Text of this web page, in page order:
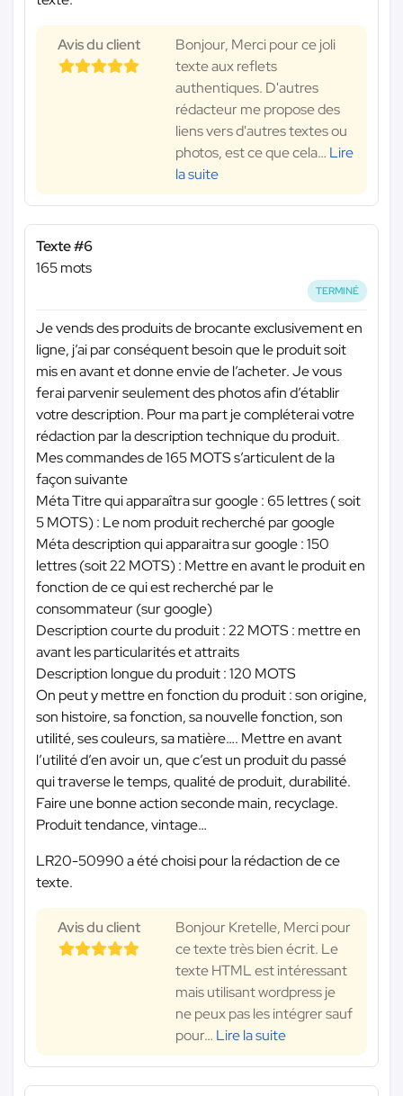
Avis du client
Bonjour, Merci pour ce joli
texte aux reflets
authentiques. D'autres
rédacteur me propose des
liens vers d'autres textes ou
photos, est ce que cela… Lire
la suite
Texte #6
165 mots
TERMINÉ
Je vends des produits de brocante exclusivement en
ligne, j’ai par conséquent besoin que le produit soit
mis en avant et donne envie de l’acheter. Je vous
ferai parvenir seulement des photos afin d’établir
votre description. Pour ma part je compléterai votre
rédaction par la description technique du produit.
Mes commandes de 165 MOTS s’articulent de la
façon suivante
Méta Titre qui apparaîtra sur google : 65 lettres ( soit
5 MOTS) : Le nom produit recherché par google
Méta description qui apparaitra sur google : 150
lettres (soit 22 MOTS) : Mettre en avant le produit en
fonction de ce qui est recherché par le
consommateur (sur google)
Description courte du produit : 22 MOTS : mettre en
avant les particularités et attraits
Description longue du produit : 120 MOTS
On peut y mettre en fonction du produit : son origine,
son histoire, sa fonction, sa nouvelle fonction, son
utilité, ses couleurs, sa matière…. Mettre en avant
l’utilité d’en avoir un, que c’est un produit du passé
qui traverse le temps, qualité de produit, durabilité.
Faire une bonne action seconde main, recyclage.
Produit tendance, vintage…
LR20-50990 a été choisi pour la rédaction de ce
texte.
Avis du client
Bonjour Kretelle, Merci pour
ce texte très bien écrit. Le
texte HTML est intéressant
mais utilisant wordpress je
ne peux pas les intégrer sauf
pour… Lire la suite